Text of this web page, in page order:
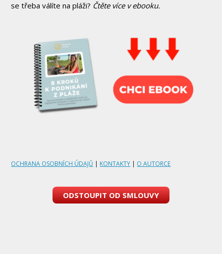
se třeba válíte na pláži? Čtěte více v ebooku.
OCHRANA OSOBNÍCH ÚDAJŮ | KONTAKTY | O AUTORCE
ODSTOUPIT OD SMLOUVY